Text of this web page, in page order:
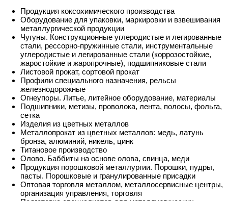
Продукция коксохимического производства
Оборудование для упаковки, маркировки и взвешивания
металлургической продукции
Чугуны. Конструкционные углеродистые и легированные
стали, рессорно-пружинные стали, инструментальные
углеродистые и легированные стали (коррозостойкие,
жаростойкие и жаропрочные), подшипниковые стали
Листовой прокат, сортовой прокат
Профили специального назначения, рельсы
железнодорожные
Огнеупоры. Литье, литейное оборудование, материалы
Подшипники, метизы, проволока, лента, полосы, фольга,
сетка
Изделия из цветных металлов
Металлопрокат из цветных металлов: медь, латунь
бронза, алюминий, никель, цинк
Титановое производство
Олово. Баббиты на основе олова, свинца, меди
Продукция порошковой металлургии. Порошки, пудры,
пасты. Порошковые и гранулированные присадки
Оптовая торговля металлом, металлосервисные центры,
организация управления, торговля